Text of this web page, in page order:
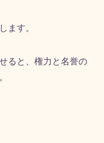
ます。
ると、権力と名誉の